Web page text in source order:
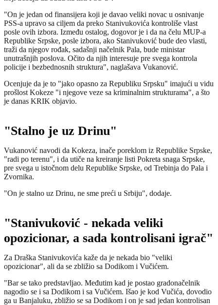
"On je jedan od finansijera koji je davao veliki novac u osnivanje
PSS-a upravo sa ciljem da preko Stanivukovića kontroliše vlast
posle ovih izbora. Između ostalog, dogovor je i da na čelu MUP-a
Republike Srpske, posle izbora, ako Stanivuković bude deo vlasti,
traži da njegov rođak, sadašnji načelnik Pala, bude ministar
unutrašnjih poslova. Očito da njih interesuje pre svega kontrola
policije i bezbednosnih struktura", naglašava Vukanović.
Ocenjuje da je to "jako opasno za Republiku Srpsku" imajući u vidu
prošlost Kokeze "i njegove veze sa kriminalnim strukturama", a što
je danas KRIK objavio.
"Stalno je uz Drinu"
Vukanović navodi da Kokeza, inače poreklom iz Republike Srpske,
"radi po terenu", i da utiče na kreiranje listi Pokreta snaga Srpske,
pre svega u istočnom delu Republike Srpske, od Trebinja do Pala i
Zvornika.
"On je stalno uz Drinu, ne sme preći u Srbiju", dodaje.
"Stanivuković - nekada veliki
opozicionar, a sada kontrolisani igrač"
Za Draška Stanivukovića kaže da je nekada bio "veliki
opozicionar", ali da se zbližio sa Dodikom i Vučićem.
"Bar se tako predstavljao. Međutim kad je postao gradonačelnik
nagodio se i sa Dodikom i sa Vučićem. Išao je kod Vučića, dovodio
ga u Banjaluku, zbližio se sa Dodikom i on je sad jedan kontrolisan